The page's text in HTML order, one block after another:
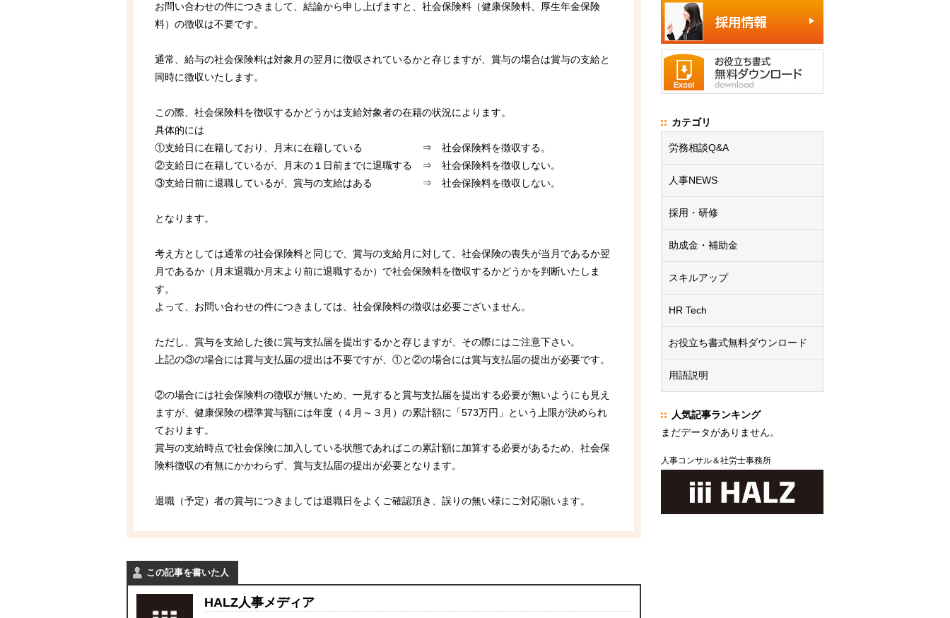
お問い合わせの件につきまして、結論から申し上げますと、社会保険料（健康保険料、厚生年金保険
料）の徴収は不要です。
通常、給与の社会保険料は対象月の翌月に徴収されているかと存じますが、賞与の場合は賞与の支給と
同時に徴収いたします。
この際、社会保険料を徴収するかどうかは支給対象者の在籍の状況によります。
具体的には
①支給日に在籍しており、月末に在籍している ⇒ 社会保険料を徴収する。
②支給日に在籍しているが、月末の１日前までに退職する ⇒ 社会保険料を徴収しない。
③支給日前に退職しているが、賞与の支給はある ⇒ 社会保険料を徴収しない。
となります。
考え方としては通常の社会保険料と同じで、賞与の支給月に対して、社会保険の喪失が当月であるか翌
月であるか（月末退職か月末より前に退職するか）で社会保険料を徴収するかどうかを判断いたしま
す。
よって、お問い合わせの件につきましては、社会保険料の徴収は必要ございません。
ただし、賞与を支給した後に賞与支払届を提出するかと存じますが、その際にはご注意下さい。
上記の③の場合には賞与支払届の提出は不要ですが、①と②の場合には賞与支払届の提出が必要です。
②の場合には社会保険料の徴収が無いため、一見すると賞与支払届を提出する必要が無いようにも見え
ますが、健康保険の標準賞与額には年度（４月～３月）の累計額に「573万円」という上限が決められ
ております。
賞与の支給時点で社会保険に加入している状態であればこの累計額に加算する必要があるため、社会保
険料徴収の有無にかかわらず、賞与支払届の提出が必要となります。
退職（予定）者の賞与につきましては退職日をよくご確認頂き、誤りの無い様にご対応願います。
この記事を書いた人
HALZ人事メディア
カテゴリ
労務相談Q&A
人事NEWS
採用・研修
助成金・補助金
スキルアップ
HR Tech
お役立ち書式無料ダウンロード
用語説明
人気記事ランキング
まだデータがありません。
人事コンサル＆社労士事務所